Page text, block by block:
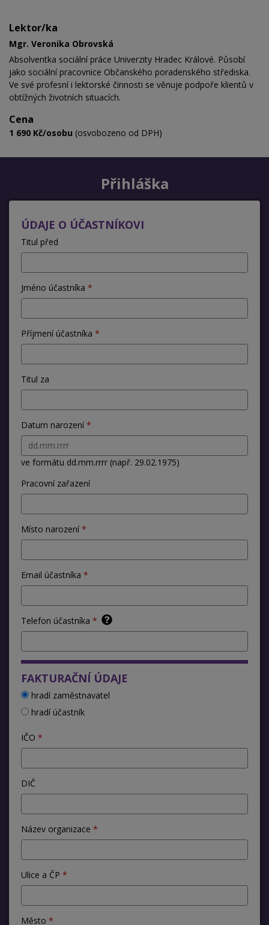
Lektor/ka
Mgr. Veronika Obrovská
Absolventka sociální práce Univerzity Hradec Králové. Působí
jako sociální pracovnice Občanského poradenského střediska.
Ve své profesní i lektorské činnosti se věnuje podpoře klientů v
obtížných životních situacích.
Cena
1 690 Kč/osobu (osvobozeno od DPH)
Přihláška
ÚDAJE O ÚČASTNÍKOVI
Titul před
Jméno účastníka
Příjmení účastníka
Titul za
Datum narození
ve formátu dd.mm.rrrr (např. 29.02.1975)
Pracovní zařazení
Místo narození
Email účastníka
Telefon účastníka
FAKTURAČNÍ ÚDAJE
hradí zaměstnavatel
hradí účastník
IČO
DIČ
Název organizace
Ulice a ČP
Město